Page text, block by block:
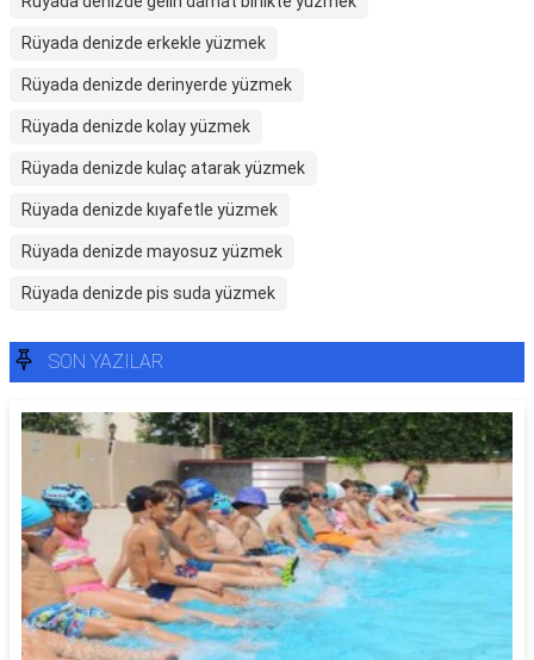
Rüyada denizde erkekle yüzmek
Rüyada denizde derinyerde yüzmek
Rüyada denizde kolay yüzmek
Rüyada denizde kulaç atarak yüzmek
Rüyada denizde kıyafetle yüzmek
Rüyada denizde mayosuz yüzmek
Rüyada denizde pis suda yüzmek
SON YAZILAR